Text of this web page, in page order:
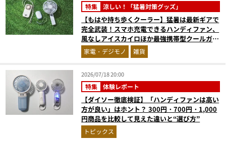
特集 涼しい！「猛暑対策グッズ」
【もはや持ち歩くクーラー】猛暑は最新ギアで
完全武装！スマホ充電できるハンディファン、
風なしアイスカイロほか最強携帯型クールガジ
ェット4選
家電・デジモノ 雑貨
2026/07/18 20:00
特集 体験レポート
【ダイソー徹底検証】「ハンディファンは高い
方が良い」はホント？ 300円・700円・1,000
円商品を比較して見えた違いと“選び方”
トピックス